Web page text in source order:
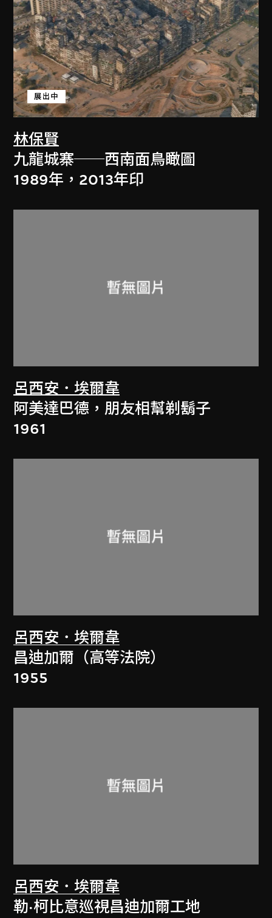
林保賢
展出中
九龍城寨──西南面鳥瞰圖
1989年，2013年印
呂西安．埃爾韋
阿美達巴德，朋友相幫剃鬍子
1961
呂西安．埃爾韋
昌迪加爾（高等法院）
1955
呂西安．埃爾韋
勒·柯比意巡視昌迪加爾工地